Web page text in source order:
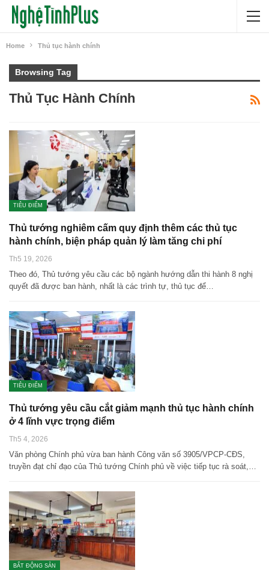
Home Thủ tục hành chính
Browsing Tag
Thủ Tục Hành Chính
TIÊU ĐIỂM
Thủ tướng nghiêm cấm quy định thêm các thủ tục
hành chính, biện pháp quản lý làm tăng chi phí
Th5 19, 2026
Theo đó, Thủ tướng yêu cầu các bộ ngành hướng dẫn thi hành 8 nghị
quyết đã được ban hành, nhất là các trình tự, thủ tục để…
TIÊU ĐIỂM
Thủ tướng yêu cầu cắt giảm mạnh thủ tục hành chính
ở 4 lĩnh vực trọng điểm
Th5 4, 2026
Văn phòng Chính phủ vừa ban hành Công văn số 3905/VPCP-CĐS,
truyền đạt chỉ đạo của Thủ tướng Chính phủ về việc tiếp tục rà soát,…
BẤT ĐỘNG SẢN